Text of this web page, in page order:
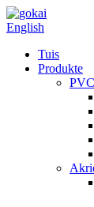
English
Tuis
Produkte